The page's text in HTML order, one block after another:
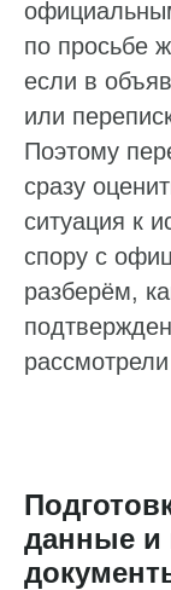
по просьбе
если в
или
Поэтому
сразу
ситуация к
спору с
разберём,
данные и
Ответим
Пн — пт: